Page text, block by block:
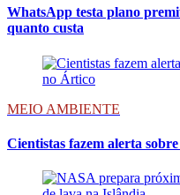
WhatsApp testa plano
quanto custa
MEIO AMBIENTE
Cientistas fazem alerta